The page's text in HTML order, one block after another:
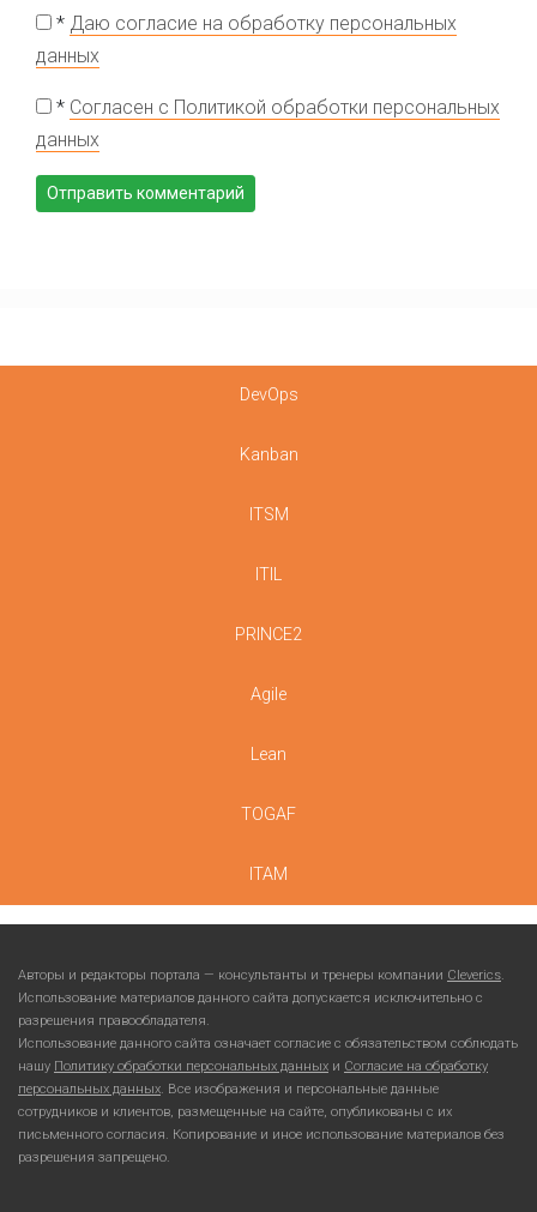
* Даю согласие на обработку персональных
данных
* Согласен с Политикой обработки персональных
данных
DevOps
Kanban
ITSM
ITIL
PRINCE2
Agile
Lean
TOGAF
ITAM
Авторы и редакторы портала — консультанты и тренеры компании Cleverics.
Использование материалов данного сайта допускается исключительно с
разрешения правообладателя.
Использование данного сайта означает согласие с обязательством соблюдать
нашу Политику обработки персональных данных и Согласие на обработку
персональных данных. Все изображения и персональные данные
сотрудников и клиентов, размещенные на сайте, опубликованы с их
письменного согласия. Копирование и иное использование материалов без
разрешения запрещено.